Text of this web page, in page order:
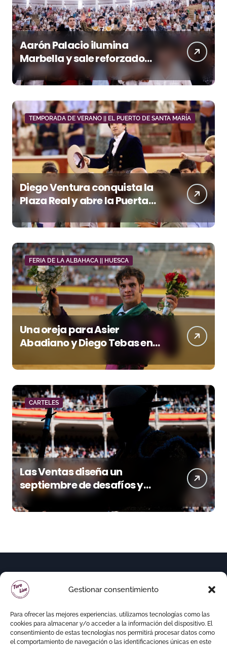
Gestionar consentimiento
Para ofrecer las mejores experiencias, utilizamos tecnologías como las
cookies para almacenar y/o acceder a la información del dispositivo. El
consentimiento de estas tecnologías nos permitirá procesar datos como
el comportamiento de navegación o las identificaciones únicas en este
Aarón Palacio ilumina
Marbella y sale reforzado
junto a Manzanares y
Morante
TEMPORADA DE VERANO || EL PUERTO DE SANTA MARÍA
Diego Ventura conquista la
Plaza Real y abre la Puerta
Grande en El Puerto
FERIA DE LA ALBAHACA || HUESCA
Una oreja para Asier
Abadiano y Diego Tebas en
una apertura de la Albahaca
marcada por el buen juego
de Los Maños
CARTELES
Las Ventas diseña un
septiembre de desafíos y
variedad ganadera